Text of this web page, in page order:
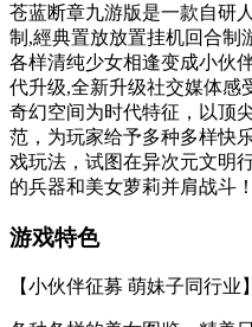
苍蓝断章九游版是一款自研
制,經典置放放置挂机回合制
各样清纯少女相逢变成小伙
代升级,全新升级社交媒体感
奇幻空间为时代特征，以顶
范，为玩家给予多种多样快
戏玩法，试图在异次元文明
的兵器和美女萝莉并肩战斗！
游戏特色
【小伙伴征募 萌妹子同行业】